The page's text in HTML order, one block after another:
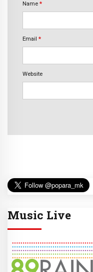
Name *
Email *
Website
Music Live